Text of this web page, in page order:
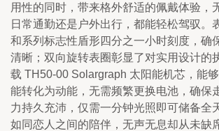
用性的同时，带来格外舒适的佩戴体验，
日常通勤还是户外出行，都能轻松驾驭。
和系列标志性盾形四分之一小时刻度，确
清晰；双向旋转表圈彰显了对实用设计的
载 TH50-00 Solargraph 太阳能机芯，能
能转化为动能，无需频繁更换电池，确保
力持久充沛，仅需一分钟光照即可储备全
如同恋人之间的陪伴，无声无息却从未缺